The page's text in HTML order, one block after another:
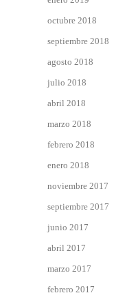
octubre 2018
septiembre 2018
agosto 2018
julio 2018
abril 2018
marzo 2018
febrero 2018
enero 2018
noviembre 2017
septiembre 2017
junio 2017
abril 2017
marzo 2017
febrero 2017